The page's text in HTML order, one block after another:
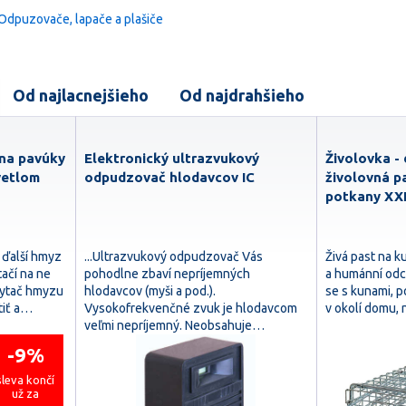
lapače a plašiče
Od najlacnejšieho Od najdrahšieho
pavúky
hmyz
na ne
hmyzu
a…
-9%
končí
už za
Elektronický ultrazvukový
odpudzovač hlodavcov IC
...Ultrazvukový odpudzovač Vás
pohodlne zbaví nepríjemných
hlodavcov (myši a pod.).
Vysokofrekvenčné zvuk je hlodavcom
veľmi nepríjemný. Neobsahuje…
Živolovka -
živolovná
potkany
Živá past na
a humánní
se s kunami,
v okolí domu,